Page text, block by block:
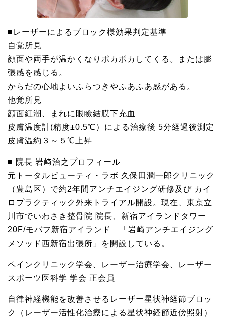
■レーザーによるブロック様効果判定基準
自覚所見
顔面や両手が温かくなりポカポカしてくる。または膨
張感を感じる。
からだの心地よいふらつきやふあふあ感がある。
他覚所見
顔面紅潮、まれに眼瞼結膜下充血
皮膚温度計(精度±0.5℃）による治療後 5分経過後測定
皮膚温約３～５℃上昇
■ 院長 岩﨑治之プロフィール
元トータルビューティ・ラボ 久保田潤一郎クリニック
（豊島区）で約2年間アンチエイジング研修及び カイ
ロプラクティック外来トライアル開設。現在、東京立
川市でいわさき整骨院 院長、新宿アイランドタワー
20F/モバフ新宿アイランド 「岩崎アンチエイジング
メソッド西新宿出張所」を開設している。
ペインクリニック学会、レーザー治療学会、レーザー
スポーツ医科学 学会 正会員
自律神経機能を改善させるレーザー星状神経節ブロッ
ク（レーザー活性化治療による星状神経節近傍照射）